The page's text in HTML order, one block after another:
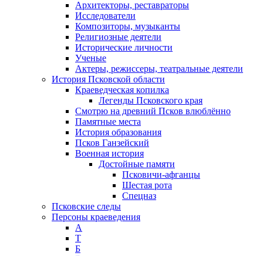
Архитекторы, реставраторы
Исследователи
Композиторы, музыканты
Религиозные деятели
Исторические личности
Ученые
Актеры, режиссеры, театральные деятели
История Псковской области
Краеведческая копилка
Легенды Псковского края
Смотрю на древний Псков влюблённо
Памятные места
История образования
Псков Ганзейский
Военная история
Достойные памяти
Псковичи-афганцы
Шестая рота
Спецназ
Псковские следы
Персоны краеведения
А
T
Б